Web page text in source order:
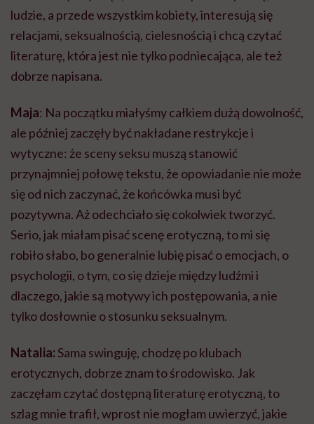
ludzie, a przede wszystkim kobiety, interesują się
relacjami, seksualnością, cielesnością i chcą czytać
literaturę, która jest nie tylko podniecająca, ale też
dobrze napisana.
Maja: Na początku miałyśmy całkiem dużą dowolność,
ale później zaczęły być nakładane restrykcje i
wytyczne: że sceny seksu muszą stanowić
przynajmniej połowę tekstu, że opowiadanie nie może
się od nich zaczynać, że końcówka musi być
pozytywna. Aż odechciało się cokolwiek tworzyć.
Serio, jak miałam pisać scenę erotyczną, to mi się
robiło słabo, bo generalnie lubię pisać o emocjach, o
psychologii, o tym, co się dzieje między ludźmi i
dlaczego, jakie są motywy ich postępowania, a nie
tylko dosłownie o stosunku seksualnym.
Natalia:Sama swinguję, chodzę po klubach
erotycznych, dobrze znam to środowisko. Jak
zaczęłam czytać dostępną literaturę erotyczną, to
szlag mnie trafił, wprost nie mogłam uwierzyć, jakie